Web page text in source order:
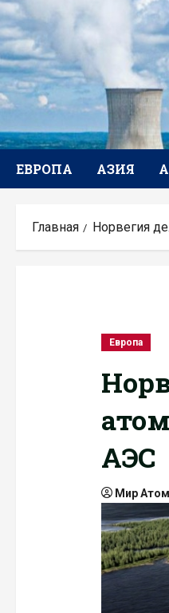
Перейти
к
содержимому
ЕВРОПА АЗИЯ
Главная Норвегия
Европа
АЭС
Мир